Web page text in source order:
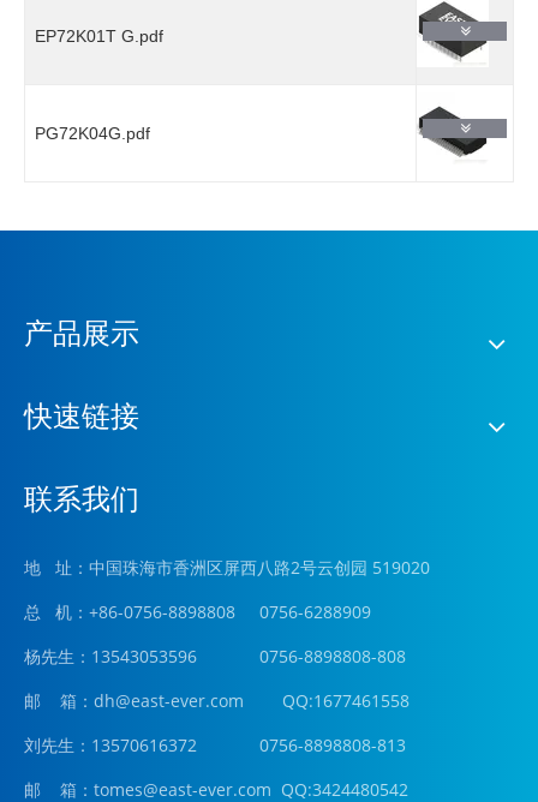
EP72K01T G.pdf
PG72K04G.pdf
产品展示
快速链接
联系我们
地 址：中国珠海市香洲区屏西八路2号云创园 519020
总 机：+86-0756-8898808 0756-6288909
杨先生：13543053596 0756-8898808-808
邮 箱： dh@east-ever.com QQ:1677461558
刘先生：13570616372 0756-8898808-813
邮 箱：tomes@east-ever.com QQ:3424480542